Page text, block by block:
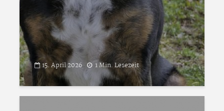
15. April 2026 1 Min. Lesezeit